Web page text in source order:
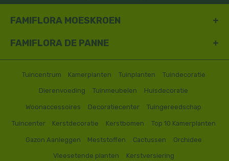
FAMIFLORA MOESKROEN
FAMIFLORA DE PANNE
Tuincentrum Kamerplanten Tuinplanten Tuindecoratie
Dierenvoeding Tuinmeubelen Huisdecoratie
Woonaccessoires Decoratiecenter Tuingereedschap
Tuincenter Kerstdecoratie Kerstbomen Top 10 Kamerplanten
Gazon Aanleggen Meststoffen Cactussen Orchidee
Vleesetende planten Kerstversiering